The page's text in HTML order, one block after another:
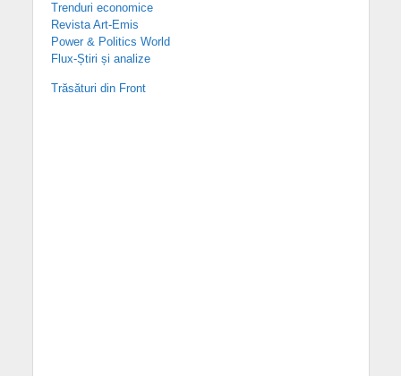
Trenduri economice
Revista Art-Emis
Power & Politics World
Flux-Știri și analize
Trăsături din Front